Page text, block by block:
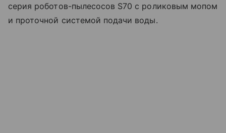
серия роботов-пылесосов S70 с роликовым мопом
и проточной системой подачи воды.